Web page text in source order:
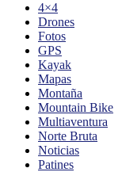
4×4
Drones
Fotos
GPS
Kayak
Mapas
Montaña
Mountain Bike
Multiaventura
Norte Bruta
Noticias
Patines